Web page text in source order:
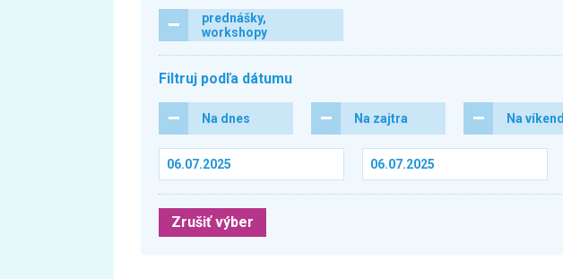
prednášky,
workshopy
Filtruj podľa dátumu
Na dnes Na zajtra Na víkend
Zrušiť výber